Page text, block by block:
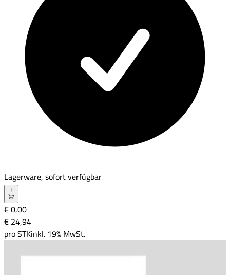
Lagerware, sofort verfügbar
€ 0,00
€ 24,94
proSTKinkl. 19% MwSt.